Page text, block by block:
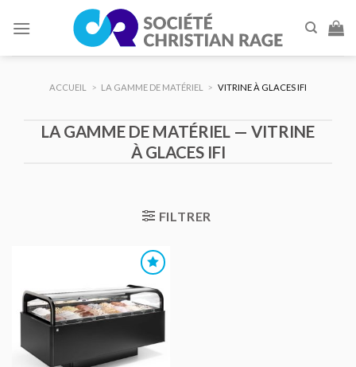
ACCUEIL > LA GAMME DE MATÉRIEL > VITRINE À GLACES IFI
LA GAMME DE MATÉRIEL — VITRINE
À GLACES IFI
FILTRER
AJOUTER
AU DEVIS